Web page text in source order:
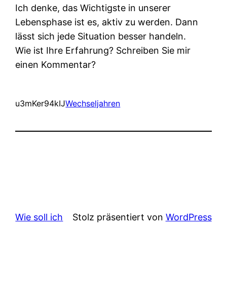
Ich denke, das Wichtigste in unserer
Lebensphase ist es, aktiv zu werden. Dann
lässt sich jede Situation besser handeln.
Wie ist Ihre Erfahrung? Schreiben Sie mir
einen Kommentar?
u3mKer94kIJWechseljahren
Wie soll ich Stolz präsentiert von WordPress